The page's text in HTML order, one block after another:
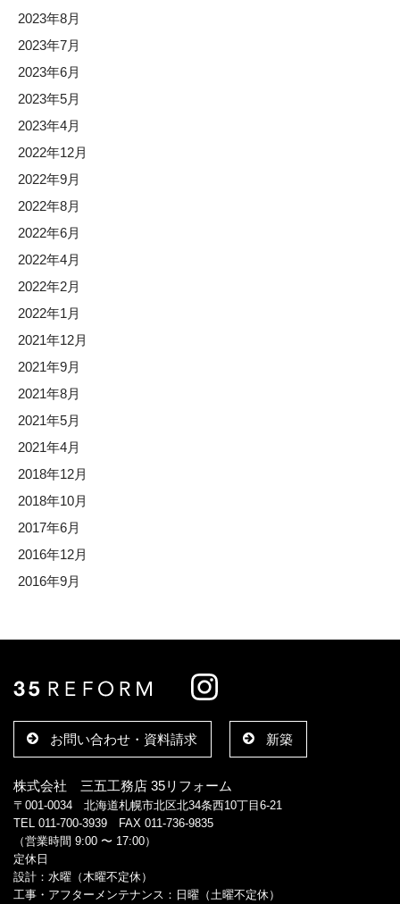
2023年8月
2023年7月
2023年6月
2023年5月
2023年4月
2022年12月
2022年9月
2022年8月
2022年6月
2022年4月
2022年2月
2022年1月
2021年12月
2021年9月
2021年8月
2021年5月
2021年4月
2018年12月
2018年10月
2017年6月
2016年12月
2016年9月
株式会社 三五工務店 35リフォーム
〒001-0034 北海道札幌市北区北34条西10丁目6-21
TEL 011-700-3939 FAX 011-736-9835
（営業時間 9:00 〜 17:00）
定休日
設計：水曜（木曜不定休）
工事・アフターメンテナンス：日曜（土曜不定休）
お問い合わせ・資料請求 新築